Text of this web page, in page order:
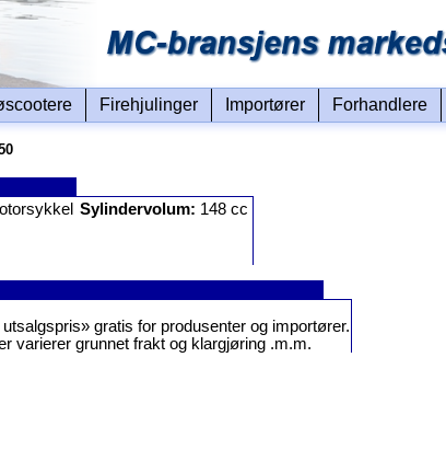
Firehjulinger Importører Forhandlere
Sylindervolum: 148 cc
gratis for produsenter og importører.
varierer grunnet frakt og klargjøring .m.m.